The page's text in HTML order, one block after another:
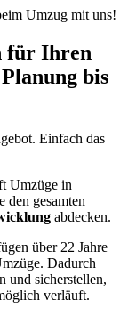
Umzug mit uns!
für Ihren
bis
Einfach das
Umzüge in
den gesamten
abdecken.
über 22 Jahre
Dadurch
und sicherstellen,
verläuft.